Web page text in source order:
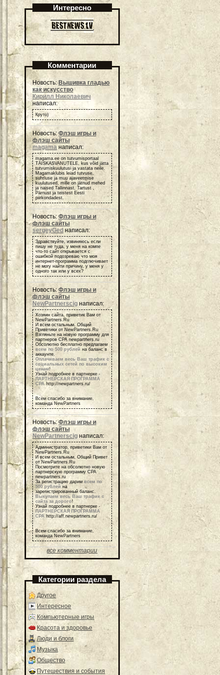
Интересно
Комментарии
Новость:Вышивка гладью
как искусство
Кирилл Николаевич
написал:
Круто)
Новость:Флэш игры и
флэш сайты
magama написал:
magama.ee on tutvumisportaal
TÄISKASVANUTELE, kus võid jätta
tutvumiskuulutusi ja vastata neile.
Magamaklubis leiad tutvuse,
suhtluse ja muu ajaveetmise
kuulutused, mille on jätnud mehed
ja naised Tallinnast, Tartust ,
Pärnust ja teistest Eesti
piirkondadest.
Новость: Флэш игры и
флэш сайты
sergeyGed написал:
Здравствуйте, извиняюсь если
пишу не туда, у меня на компе
что-то сайт открывается с
ошибкой подозреваю что моя
интернет-программа подглючивает
не могу найти причину, у меня у
одного так или у всех?
Новость: Флэш игры и
флэш сайты
NewPartnerscig написал:
Хозяин сайта, приветик Вам от
NewPartners.Ru
И всем остальным, Общий
Приветики от NewPartners.Ru
Взгляньте на новую программу для
партнеров СРА newpartners.ru
Обсолютно бесплатно предлагаем
всем по 500 рублей на баланс в
аккаунте.
Оплачиваем весь Ваш трафик с
социальных сетей по высоким
ценам!
Узнай подробнее в партнерке -
ПАРТНЕРСКАЯ ПРОГРАММА
СРАhttp://newpartners.ru/
Всем спасибо за внимание,
команда NewPartners
Новость:Флэш игры и
флэш сайты
NewPartnerscig написал:
Администратор, приветики Вам от
NewPartners.Ru
И всем остальным, Общий Привет
от NewPartners.Ru
Посмотрите на обсолютно новую
партнерскую программу СРА
newpartners.ru
За регистрацию дарим всем по
500 рублей на
зарегистрированный баланс.
Выкупаем весь Ваш трафик с
сайта за дорого!
Узнай подробнее в партнерке -
ПАРТНЕРСКАЯ ПРОГРАММА
СРА http://aff.newpartners.ru/
Всем спасибо за внимание,
команда NewPartners
все комментарии
Категории раздела
Другое
Интересное
Компьютерные игры
Красота и здоровье
Люди и блоги
Музыка
Общество
Путешествия и события